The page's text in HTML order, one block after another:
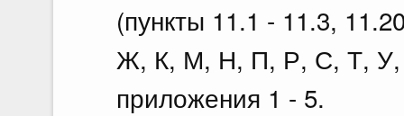
(пункты 11.1 - 11.3,
Ж, К, М, Н, П, Р, С, Т,
приложения 1 - 5.